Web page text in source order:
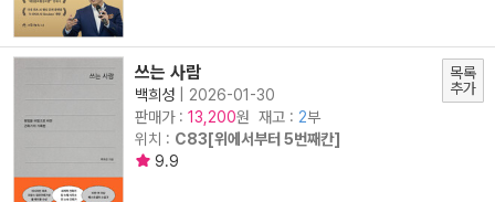
쓰는 사람
백희성
2026-01-30
판매가 : 13,200원 재고 : 2부
위치 : C83[위에서부터 5번째칸]
9.9
목록
추가